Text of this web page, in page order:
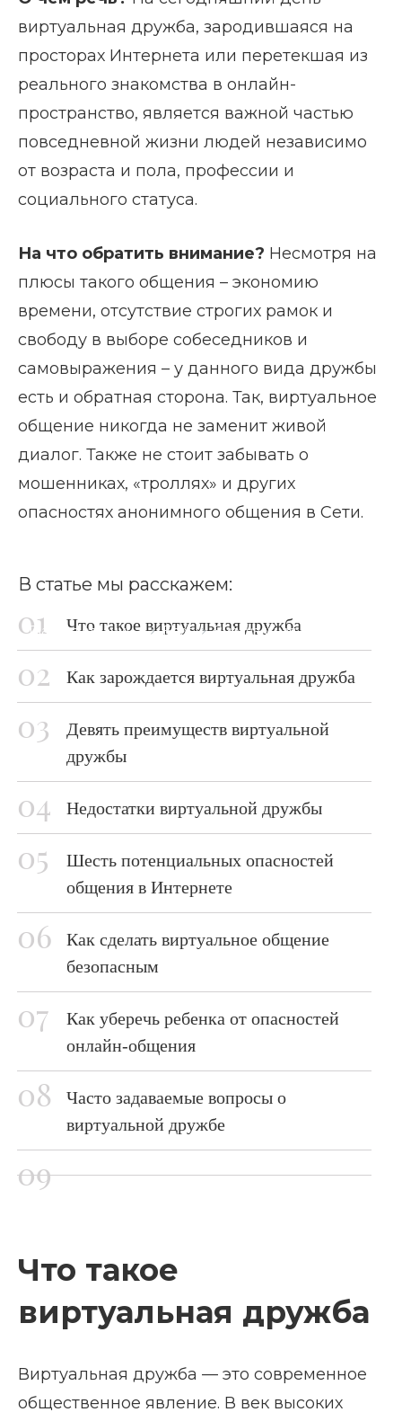
Главная страница Блог Виртуальная дружба
виртуальная дружба, зародившаяся на
просторах Интернета или перетекшая из
реального знакомства в онлайн-
пространство, является важной частью
повседневной жизни людей независимо
от возраста и пола, профессии и
социального статуса.
На что обратить внимание? Несмотря на
плюсы такого общения – экономию
времени, отсутствие строгих рамок и
свободу в выборе собеседников и
самовыражения – у данного вида дружбы
есть и обратная сторона. Так, виртуальное
общение никогда не заменит живой
диалог. Также не стоит забывать о
мошенниках, «троллях» и других
опасностях анонимного общения в Сети.
В статье мы расскажем:
Что такое виртуальная дружба
Как зарождается виртуальная дружба
Девять преимуществ виртуальной
дружбы
Недостатки виртуальной дружбы
Шесть потенциальных опасностей
общения в Интернете
Как сделать виртуальное общение
безопасным
Как уберечь ребенка от опасностей
онлайн-общения
Часто задаваемые вопросы о
виртуальной дружбе
Что такое
виртуальная дружба
Виртуальная дружба — это современное
общественное явление. В век высоких